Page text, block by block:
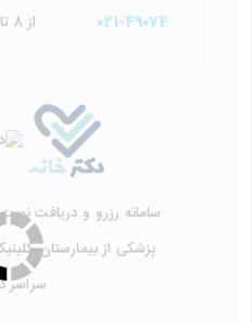
021-49074
از 8 تا 17
سامانه رزرو و دریافت
پزشکی از بیمارستان،
سراسر